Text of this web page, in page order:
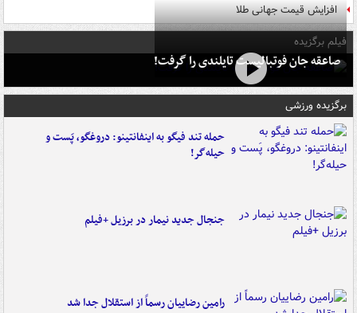
افزایش قیمت جهانی طلا
فیلم برگزیده
صاعقه جان فوتبالیست تایلندی را گرفت!
برگزیده ورزشی
حمله تند فیگو به اینفانتینو: دروغگو، پَست‌ و
حیله‌گر!
جنجال جدید نیمار در برزیل +فیلم
رامین رضاییان رسماً از استقلال جدا شد